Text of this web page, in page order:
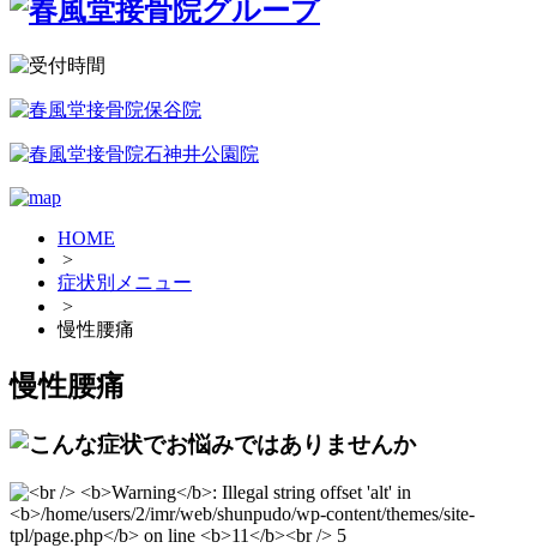
HOME
>
症状別メニュー
>
慢性腰痛
慢性腰痛